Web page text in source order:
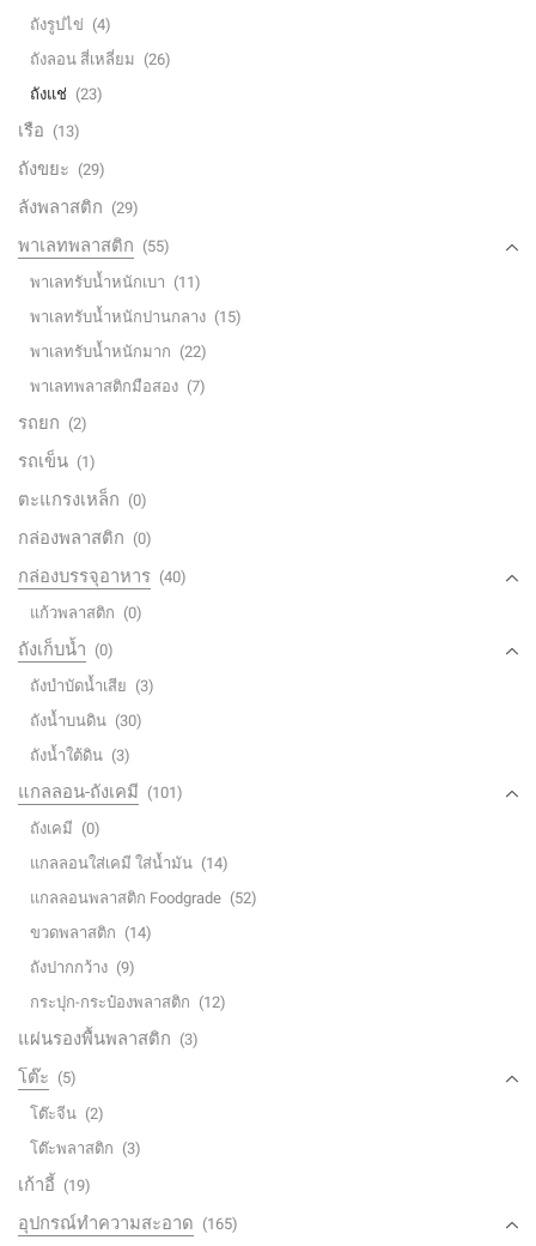
ถังรูปไข่ (4)
ถังลอน สี่เหลี่ยม (26)
ถังแช่ (23)
เรือ (13)
ถังขยะ (29)
ลังพลาสติก (29)
พาเลทพลาสติก (55)
พาเลทรับน้ำหนักเบา (11)
พาเลทรับน้ำหนักปานกลาง (15)
พาเลทรับน้ำหนักมาก (22)
พาเลทพลาสติกมือสอง (7)
รถยก (2)
รถเข็น (1)
ตะแกรงเหล็ก (0)
กล่องพลาสติก (0)
กล่องบรรจุอาหาร (40)
แก้วพลาสติก (0)
ถังเก็บน้ำ (0)
ถังบำบัดน้ำเสีย (3)
ถังน้ำบนดิน (30)
ถังน้ำใต้ดิน (3)
แกลลอน-ถังเคมี (101)
ถังเคมี (0)
แกลลอนใส่เคมี ใส่น้ำมัน (14)
แกลลอนพลาสติก Foodgrade (52)
ขวดพลาสติก (14)
ถังปากกว้าง (9)
กระปุก-กระป๋องพลาสติก (12)
แผ่นรองพื้นพลาสติก (3)
โต๊ะ (5)
โต๊ะจีน (2)
โต๊ะพลาสติก (3)
เก้าอี้ (19)
อุปกรณ์ทำความสะอาด (165)